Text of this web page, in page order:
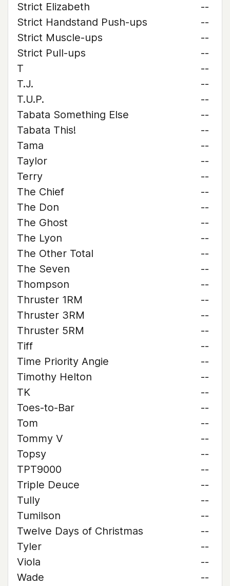
Strict Elizabeth
--
Strict Handstand Push-ups
--
Strict Muscle-ups
--
Strict Pull-ups
--
T
--
T.J.
--
T.U.P.
--
Tabata Something Else
--
Tabata This!
--
Tama
--
Taylor
--
Terry
--
The Chief
--
The Don
--
The Ghost
--
The Lyon
--
The Other Total
--
The Seven
--
Thompson
--
Thruster 1RM
--
Thruster 3RM
--
Thruster 5RM
--
Tiff
--
Time Priority Angie
--
Timothy Helton
--
TK
--
Toes-to-Bar
--
Tom
--
Tommy V
--
Topsy
--
TPT9000
--
Triple Deuce
--
Tully
--
Tumilson
--
Twelve Days of Christmas
--
Tyler
--
Viola
--
Wade
--